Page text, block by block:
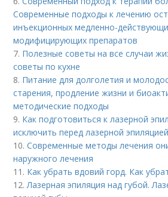
Современные подходы к лечению
инъекционных медленно-
модифицирующих препаратов
7. Полезные советы на все случаи
советы по кухне
8. Питание для долголетия и
старения, продление жизни и
методические подходы
9. Как подготовиться к лазерной
исключить перед лазерной
10.Современные методы лечения
наружного лечения
11. Как убрать вдовий горд. Как
12.Лазерная эпиляция над губой.